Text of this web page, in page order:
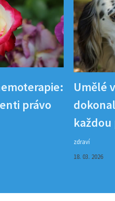
právo
Umělé
zdraví
18. 03. 2026